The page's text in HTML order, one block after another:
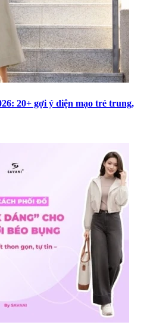
20+ gợi ý diện mạo trẻ trung,